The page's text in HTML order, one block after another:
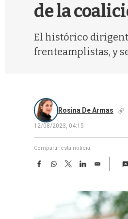
de la
El histórico
frenteamplistas, y
Rosina De Armas
12/08/2023, 04:15
Compartir esta noticia
F
W
T
w
L
k
e
E
i
l